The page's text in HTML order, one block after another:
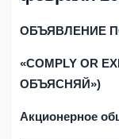
ОБЪЯВЛЕНИЕ
«COMPLY OR
ОБЪЯСНЯЙ»)
Акционерное